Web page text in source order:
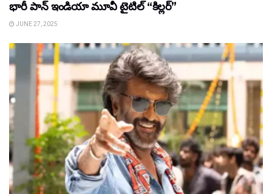
భారీ పాన్‌ ఇండియా మూవీ టైటిల్ “కిల్లర్”
JUNE 27, 2025